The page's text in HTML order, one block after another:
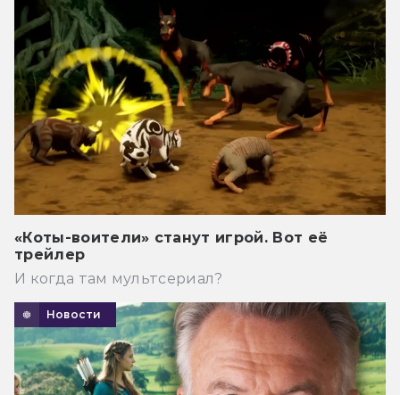
«Коты-воители» станут игрой. Вот её
трейлер
И когда там мультсериал?
Новости